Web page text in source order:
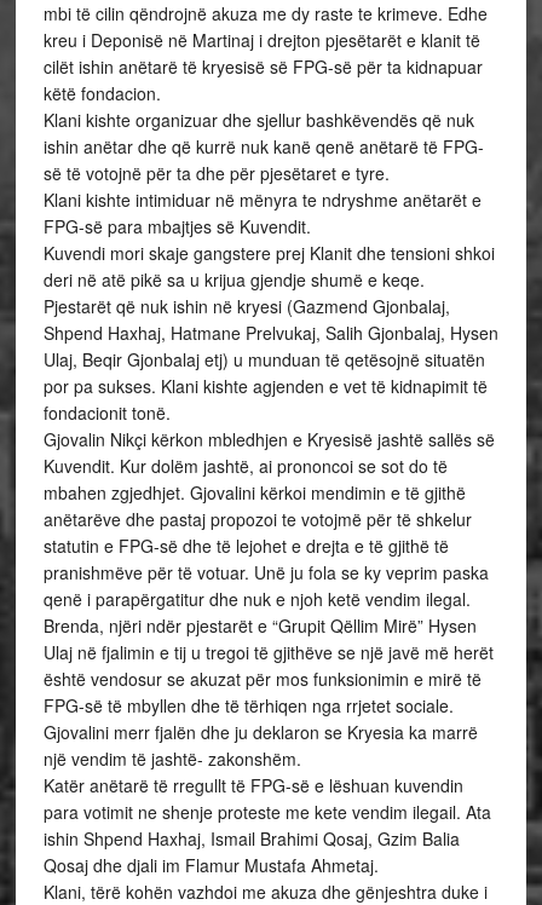
mbi të cilin qëndrojnë akuza me dy raste te krimeve. Edhe
kreu i Deponisë në Martinaj i drejton pjesëtarët e klanit të
cilët ishin anëtarë të kryesisë së FPG-së për ta kidnapuar
këtë fondacion.
Klani kishte organizuar dhe sjellur bashkëvendës që nuk
ishin anëtar dhe që kurrë nuk kanë qenë anëtarë të FPG-
së të votojnë për ta dhe për pjesëtaret e tyre.
Klani kishte intimiduar në mënyra te ndryshme anëtarët e
FPG-së para mbajtjes së Kuvendit.
Kuvendi mori skaje gangstere prej Klanit dhe tensioni shkoi
deri në atë pikë sa u krijua gjendje shumë e keqe.
Pjestarët që nuk ishin në kryesi (Gazmend Gjonbalaj,
Shpend Haxhaj, Hatmane Prelvukaj, Salih Gjonbalaj, Hysen
Ulaj, Beqir Gjonbalaj etj) u munduan të qetësojnë situatën
por pa sukses. Klani kishte agjenden e vet të kidnapimit të
fondacionit tonë.
Gjovalin Nikçi kërkon mbledhjen e Kryesisë jashtë sallës së
Kuvendit. Kur dolëm jashtë, ai prononcoi se sot do të
mbahen zgjedhjet. Gjovalini kërkoi mendimin e të gjithë
anëtarëve dhe pastaj propozoi te votojmë për të shkelur
statutin e FPG-së dhe të lejohet e drejta e të gjithë të
pranishmëve për të votuar. Unë ju fola se ky veprim paska
qenë i parapërgatitur dhe nuk e njoh ketë vendim ilegal.
Brenda, njëri ndër pjestarët e “Grupit Qëllim Mirë” Hysen
Ulaj në fjalimin e tij u tregoi të gjithëve se një javë më herët
është vendosur se akuzat për mos funksionimin e mirë të
FPG-së të mbyllen dhe të tërhiqen nga rrjetet sociale.
Gjovalini merr fjalën dhe ju deklaron se Kryesia ka marrë
një vendim të jashtë- zakonshëm.
Katër anëtarë të rregullt të FPG-së e lëshuan kuvendin
para votimit ne shenje proteste me kete vendim ilegail. Ata
ishin Shpend Haxhaj, Ismail Brahimi Qosaj, Gzim Balia
Qosaj dhe djali im Flamur Mustafa Ahmetaj.
Klani, tërë kohën vazhdoi me akuza dhe gënjeshtra duke i